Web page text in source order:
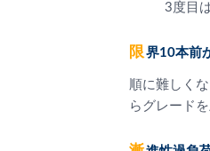
3度目
限界10本前
順に難しく
らグレード